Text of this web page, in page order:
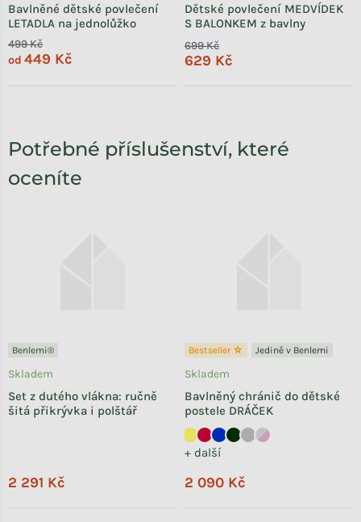
Bavlněné dětské povlečení
LETADLA na jednolůžko
499 Kč
od 449 Kč
Dětské povlečení MEDVÍDEK
S BALONKEM z bavlny
699 Kč
629 Kč
Potřebné příslušenství, které
oceníte
Benlemi®
Set z dutého vlákna: ručně
šitá přikrývka i polštář
Skladem
2 291 Kč
Bestseller ☆ Jedině v Benlemi
Bavlněný chránič do dětské
postele DRÁČEK
+ další
Skladem
2 090 Kč